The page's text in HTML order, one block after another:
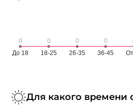
Для какого времени